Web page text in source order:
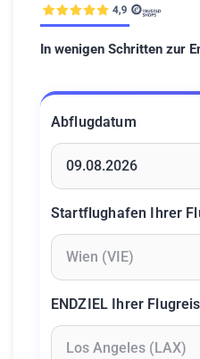
In wenigen Schritten zur
Abflugdatum
Startflughafen Ihrer
ENDZIEL Ihrer